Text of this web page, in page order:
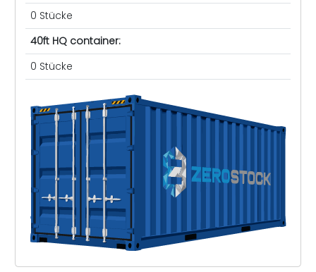
0 Stücke
40ft HQ container:
0 Stücke